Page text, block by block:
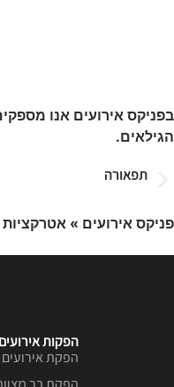
בפניקס אירועים אנו
הגילאים.
תפאורה
פניקס אירועים » אטרקציות
הפקות אירועים
הפקת